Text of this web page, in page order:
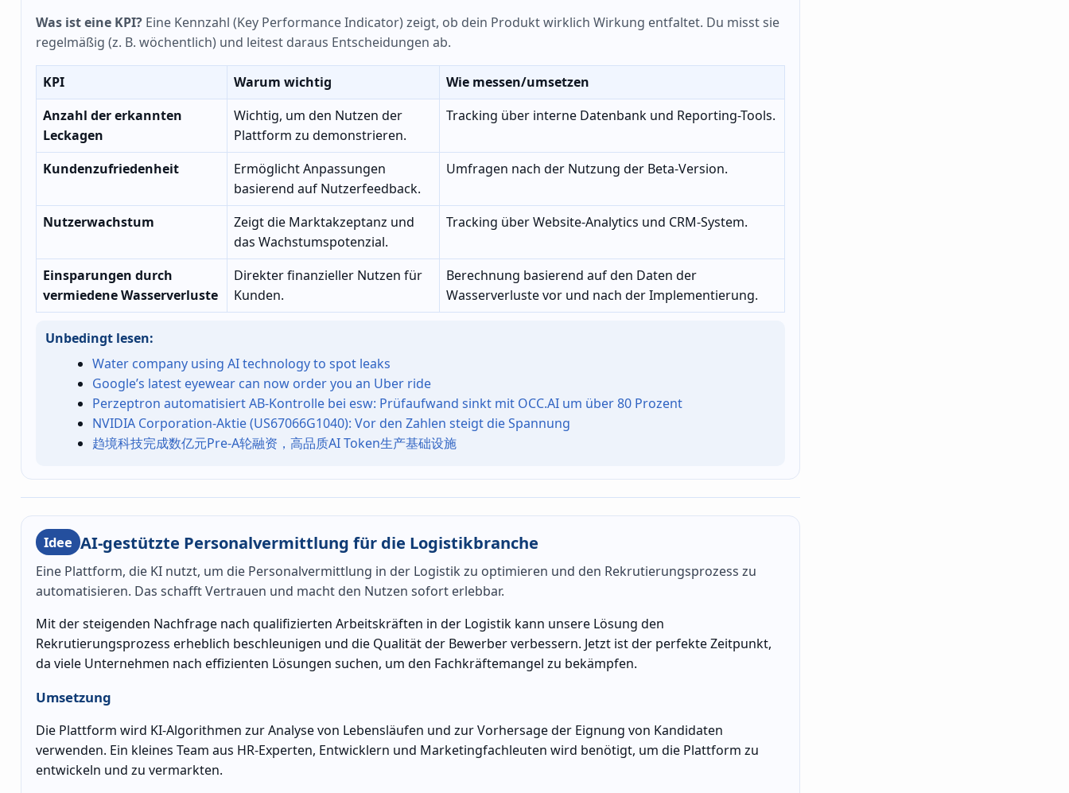
Was ist eine KPI? Eine Kennzahl (Key Performance Indicator) zeigt, ob dein Produkt wirklich Wirkung entfaltet. Du misst sie
regelmäßig (z. B. wöchentlich) und leitest daraus Entscheidungen ab.
KPI Warum wichtig
Wie messen/umsetzen
Anzahl der erkannten
Leckagen
Wichtig, um den Nutzen der
Plattform zu demonstrieren.
Tracking über interne Datenbank und Reporting-Tools.
Kundenzufriedenheit
Ermöglicht Anpassungen
basierend auf Nutzerfeedback.
Umfragen nach der Nutzung der Beta-Version.
Nutzerwachstum
Zeigt die Marktakzeptanz und
das Wachstumspotenzial.
Tracking über Website-Analytics und CRM-System.
Einsparungen durch
vermiedene Wasserverluste
Direkter finanzieller Nutzen für
Kunden.
Berechnung basierend auf den Daten der
Wasserverluste vor und nach der Implementierung.
Unbedingt lesen:
Water company using AI technology to spot leaks
Google’s latest eyewear can now order you an Uber ride
Perzeptron automatisiert AB-Kontrolle bei esw: Prüfaufwand sinkt mit OCC.AI um über 80 Prozent
NVIDIA Corporation-Aktie (US67066G1040): Vor den Zahlen steigt die Spannung
趋境科技完成数亿元Pre-A轮融资，高品质AI Token生产基础设施
Idee AI-gestützte Personalvermittlung für die Logistikbranche
Eine Plattform, die KI nutzt, um die Personalvermittlung in der Logistik zu optimieren und den Rekrutierungsprozess zu
automatisieren. Das schafft Vertrauen und macht den Nutzen sofort erlebbar.
Mit der steigenden Nachfrage nach qualifizierten Arbeitskräften in der Logistik kann unsere Lösung den
Rekrutierungsprozess erheblich beschleunigen und die Qualität der Bewerber verbessern. Jetzt ist der perfekte Zeitpunkt,
da viele Unternehmen nach effizienten Lösungen suchen, um den Fachkräftemangel zu bekämpfen.
Umsetzung
Die Plattform wird KI-Algorithmen zur Analyse von Lebensläufen und zur Vorhersage der Eignung von Kandidaten
verwenden. Ein kleines Team aus HR-Experten, Entwicklern und Marketingfachleuten wird benötigt, um die Plattform zu
entwickeln und zu vermarkten.